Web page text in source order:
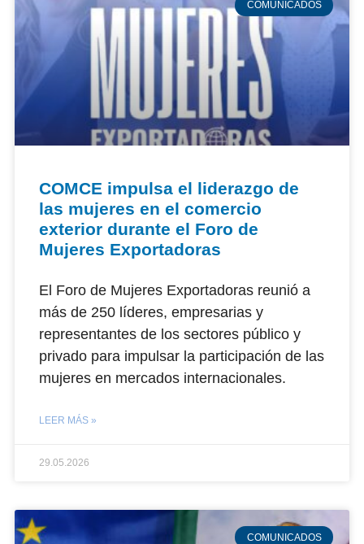
COMUNICADOS
COMCE impulsa el liderazgo de
las mujeres en el comercio
exterior durante el Foro de
Mujeres Exportadoras
El Foro de Mujeres Exportadoras reunió a
más de 250 líderes, empresarias y
representantes de los sectores público y
privado para impulsar la participación de las
mujeres en mercados internacionales.
LEER MÁS »
29.05.2026
COMUNICADOS